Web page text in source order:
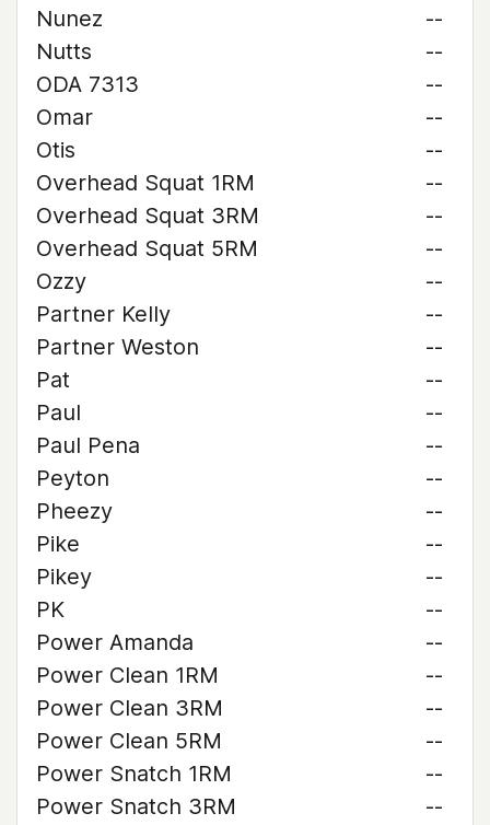
Nunez
--
Nutts
--
ODA 7313
--
Omar
--
Otis
--
Overhead Squat 1RM
--
Overhead Squat 3RM
--
Overhead Squat 5RM
--
Ozzy
--
Partner Kelly
--
Partner Weston
--
Pat
--
Paul
--
Paul Pena
--
Peyton
--
Pheezy
--
Pike
--
Pikey
--
PK
--
Power Amanda
--
Power Clean 1RM
--
Power Clean 3RM
--
Power Clean 5RM
--
Power Snatch 1RM
--
Power Snatch 3RM
--